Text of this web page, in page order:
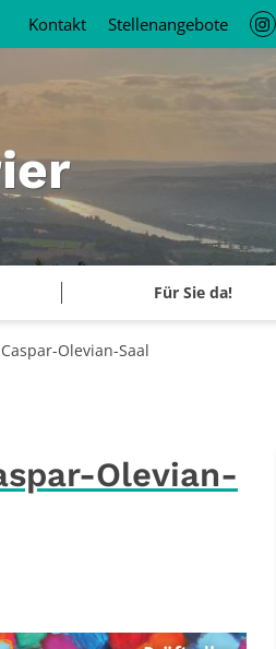
Für Sie da!
Kontakt Stellenangebote
Olevian-Saal
Olevian-